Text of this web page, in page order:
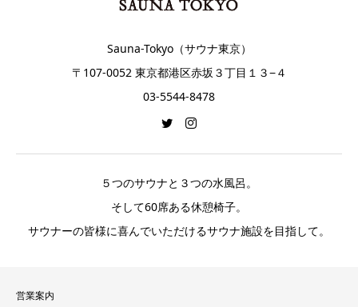
Sauna-Tokyo（サウナ東京）
〒107-0052 東京都港区赤坂３丁目１３−４
03-5544-8478
５つのサウナと３つの水風呂。
そして60席ある休憩椅子。
サウナーの皆様に喜んでいただけるサウナ施設を目指して。
営業案内